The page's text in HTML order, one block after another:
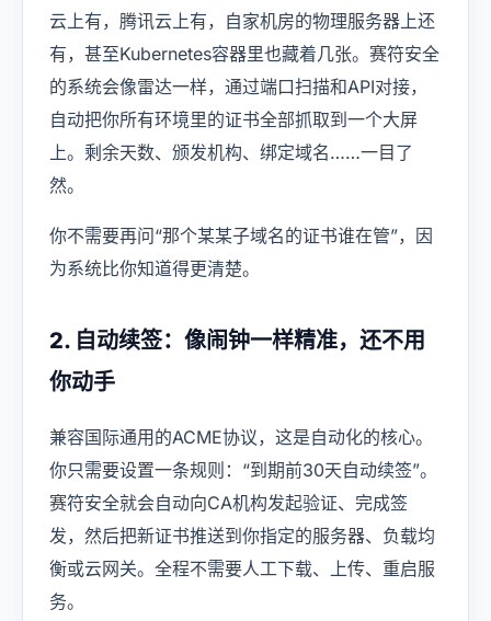
云上有，腾讯云上有，自家机房的物理服务器上还
有，甚至Kubernetes容器里也藏着几张。赛符安全
的系统会像雷达一样，通过端口扫描和API对接，
自动把你所有环境里的证书全部抓取到一个大屏
上。剩余天数、颁发机构、绑定域名……一目了
然。
你不需要再问“那个某某子域名的证书谁在管”，因
为系统比你知道得更清楚。
2. 自动续签：像闹钟一样精准，还不用
你动手
兼容国际通用的ACME协议，这是自动化的核心。
你只需要设置一条规则：“到期前30天自动续签”。
赛符安全就会自动向CA机构发起验证、完成签
发，然后把新证书推送到你指定的服务器、负载均
衡或云网关。全程不需要人工下载、上传、重启服
务。